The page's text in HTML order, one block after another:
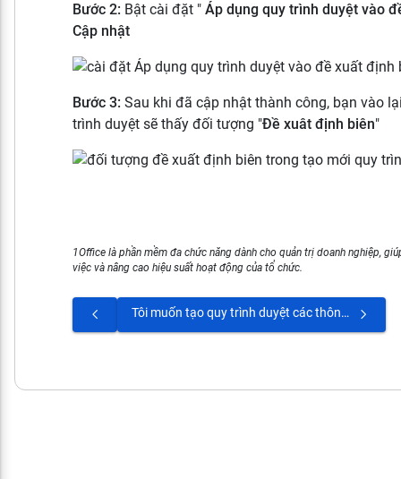
Bước 2: Bật cài đặt " Áp dụng quy trình duyệt vào
Cập nhật
Bước 3: Sau khi đã cập nhật thành công, bạn vào
trình duyệt sẽ thấy đối tượng "Đề xuât định biên"
1Office là phần mềm đa chức năng dành cho quản trị doanh nghiệp,
việc và nâng cao hiệu suất hoạt động của tổ chức.
Tôi muốn tạo quy trình duyệt các thông tin nhân sự cập nhật đưa lên hệ thống thì chọn đối tượng là gì?